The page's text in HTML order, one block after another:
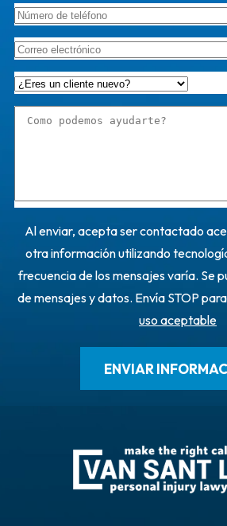
Al enviar, acepta ser contactado
otra información utilizando
frecuencia de los mensajes varía. Se
de mensajes y datos. Envía STOP
uso aceptable